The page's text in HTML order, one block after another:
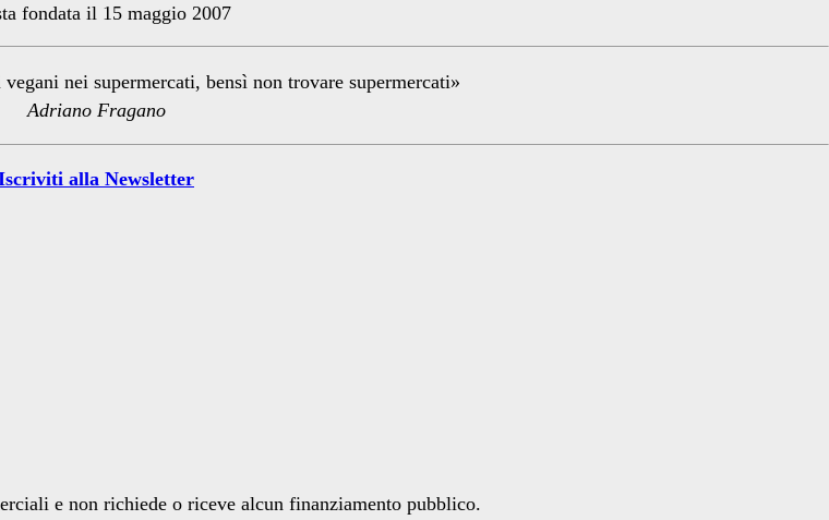
fondata il 15 maggio 2007
nei supermercati, bensì non trovare supermercati»
Adriano Fragano
alla Newsletter
e non richiede o riceve alcun finanziamento pubblico.